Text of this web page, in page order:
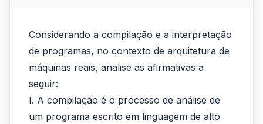
Considerando
compilação
e
Considerando a compilação e a interpretação
de programas, no contexto de arquitetura de
máquinas reais, analise as afirmativas a
seguir:
I. A compilação é o processo de análise de
um programa escrito em linguagem de alto